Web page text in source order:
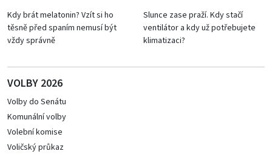
Kdy brát melatonin? Vzít si ho
těsně před spaním nemusí být
vždy správně
Slunce zase praží. Kdy stačí
ventilátor a kdy už potřebujete
klimatizaci?
VOLBY 2026
Volby do Senátu
Komunální volby
Volební komise
Voličský průkaz